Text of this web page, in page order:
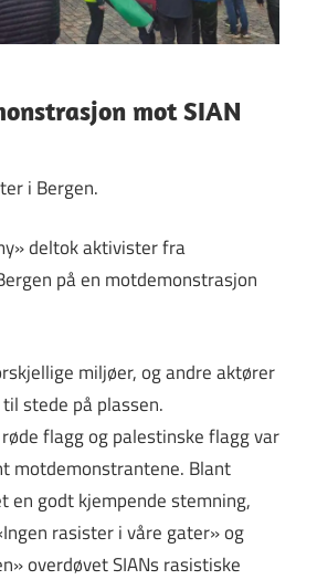
mot SIAN
i Bergen.
deltok aktivister fra
på en motdemonstrasjon
miljøer, og andre aktører
stede på plassen.
flagg og palestinske flagg var
motdemonstrantene. Blant
en godt kjempende stemning,
rasister i våre gater» og
overdøvet SIANs rasistiske